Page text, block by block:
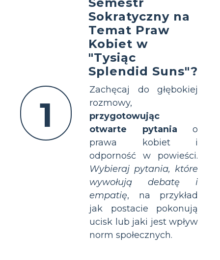
1
Sokratyczny na
Temat Praw
Kobiet w
"Tysiąc
Splendid Suns"?
Zachęcaj do głębokiej
rozmowy,
przygotowując
otwarte pytania o
prawa kobiet i
odporność w powieści.
Wybieraj pytania, które
wywołują debatę i
empatię, na przykład
jak postacie pokonują
ucisk lub jaki jest wpływ
norm społecznych.